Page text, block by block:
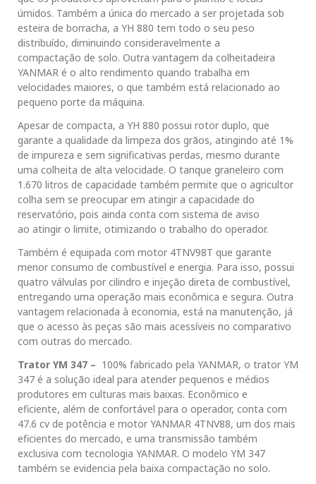
úmidos. Também a única do mercado a ser projetada sob
esteira de borracha, a YH 880 tem todo o seu peso
distribuído, diminuindo consideravelmente a
compactação de solo. Outra vantagem da colheitadeira
YANMAR é o alto rendimento quando trabalha em
velocidades maiores, o que também está relacionado ao
pequeno porte da máquina.
Apesar de compacta, a YH 880 possui rotor duplo, que
garante a qualidade da limpeza dos grãos, atingindo até 1%
de impureza e sem significativas perdas, mesmo durante
uma colheita de alta velocidade. O tanque graneleiro com
1.670 litros de capacidade também permite que o agricultor
colha sem se preocupar em atingir a capacidade do
reservatório, pois ainda conta com sistema de aviso
ao atingir o limite, otimizando o trabalho do operador.
Também é equipada com motor 4TNV98T que garante
menor consumo de combustível e energia. Para isso, possui
quatro válvulas por cilindro e injeção direta de combustível,
entregando uma operação mais econômica e segura. Outra
vantagem relacionada à economia, está na manutenção, já
que o acesso às peças são mais acessíveis no comparativo
com outras do mercado.
Trator YM 347 – 100% fabricado pela YANMAR, o trator YM
347 é a solução ideal para atender pequenos e médios
produtores em culturas mais baixas. Econômico e
eficiente, além de confortável para o operador, conta com
47.6 cv de potência e motor YANMAR 4TNV88, um dos mais
eficientes do mercado, e uma transmissão também
exclusiva com tecnologia YANMAR. O modelo YM 347
também se evidencia pela baixa compactação no solo.